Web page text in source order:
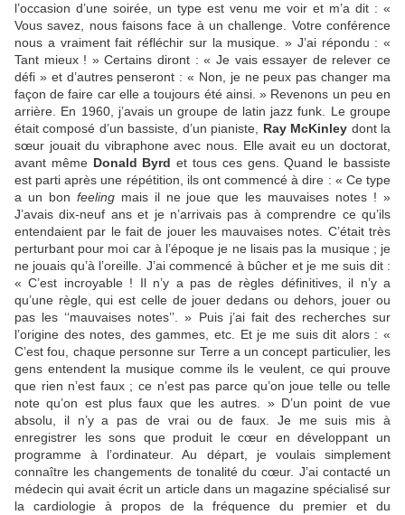
l’occasion d’une soirée, un type est venu me voir et m’a dit : «
Vous savez, nous faisons face à un challenge. Votre conférence
nous a vraiment fait réfléchir sur la musique. » J’ai répondu : «
Tant mieux ! » Certains diront : « Je vais essayer de relever ce
défi » et d’autres penseront : « Non, je ne peux pas changer ma
façon de faire car elle a toujours été ainsi. » Revenons un peu en
arrière. En 1960, j’avais un groupe de latin jazz funk. Le groupe
était composé d’un bassiste, d’un pianiste, Ray McKinley dont la
sœur jouait du vibraphone avec nous. Elle avait eu un doctorat,
avant mêmeDonald Byrd et tous ces gens. Quand le bassiste
est parti après une répétition, ils ont commencé à dire : « Ce type
a un bon feeling mais il ne joue que les mauvaises notes ! »
J’avais dix-neuf ans et je n’arrivais pas à comprendre ce qu’ils
entendaient par le fait de jouer les mauvaises notes. C’était très
perturbant pour moi car à l’époque je ne lisais pas la musique ; je
ne jouais qu’à l’oreille. J’ai commencé à bûcher et je me suis dit :
« C’est incroyable ! Il n’y a pas de règles définitives, il n’y a
qu’une règle, qui est celle de jouer dedans ou dehors, jouer ou
pas les ‘‘mauvaises notes’’. » Puis j’ai fait des recherches sur
l’origine des notes, des gammes, etc. Et je me suis dit alors : «
C’est fou, chaque personne sur Terre a un concept particulier, les
gens entendent la musique comme ils le veulent, ce qui prouve
que rien n’est faux ; ce n’est pas parce qu’on joue telle ou telle
note qu’on est plus faux que les autres. » D’un point de vue
absolu, il n’y a pas de vrai ou de faux. Je me suis mis à
enregistrer les sons que produit le cœur en développant un
programme à l’ordinateur. Au départ, je voulais simplement
connaître les changements de tonalité du cœur. J’ai contacté un
médecin qui avait écrit un article dans un magazine spécialisé sur
la cardiologie à propos de la fréquence du premier et du